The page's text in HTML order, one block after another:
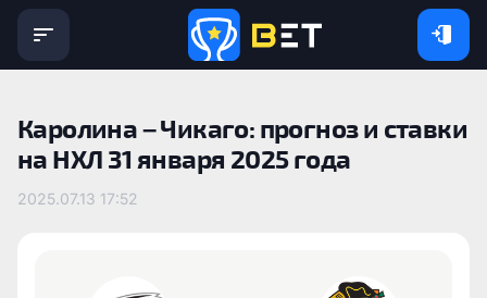
Каролина – Чикаго: прогноз и ставки
на НХЛ 31 января 2025 года
2025.07.13 17:52